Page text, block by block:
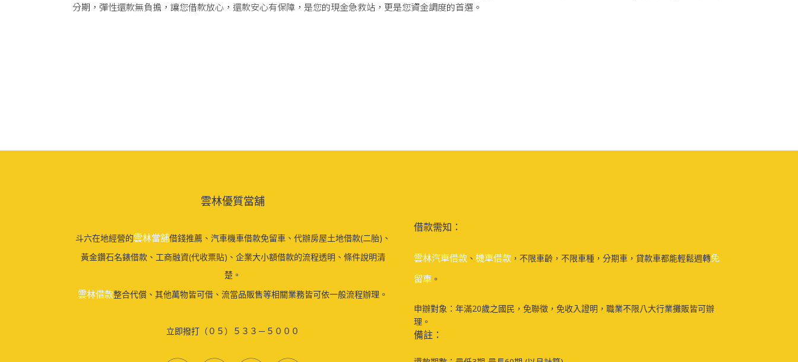
分期，彈性還款無負擔，讓您借款放心，還款安心有保障，是您的現金急救站，更是您資金調度的首選。
雲林優質當舖
斗六在地經營的雲林當舖借錢推薦、汽車機車借款免留車、代辦房屋土地借款(二胎)、
黃金鑽石名錶借款、工商融資(代收票貼)、企業大小額借款的流程透明、條件說明清
楚。
雲林借款整合代償、其他萬物皆可借、流當品販售等相關業務皆可依一般流程辦理。
立即撥打（０５）５３３－５０００
借款需知：
雲林汽車借款 、 機車借款 ，不限車齡，不限車種，分期車，貸款車都能輕鬆週轉免
留車 。
申辦對象：年滿20歲之國民，免聯徵，免收入證明，職業不限八大行業攤販皆可辦
理。
備註：